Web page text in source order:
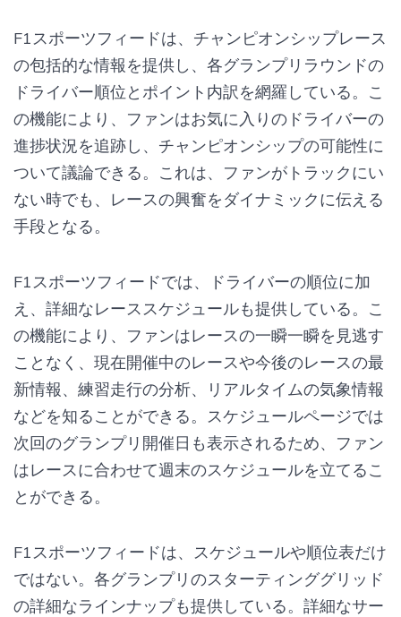
F1スポーツフィードは、チャンピオンシップレース
の包括的な情報を提供し、各グランプリラウンドの
ドライバー順位とポイント内訳を網羅している。こ
の機能により、ファンはお気に入りのドライバーの
進捗状況を追跡し、チャンピオンシップの可能性に
ついて議論できる。これは、ファンがトラックにい
ない時でも、レースの興奮をダイナミックに伝える
手段となる。
F1スポーツフィードでは、ドライバーの順位に加
え、詳細なレーススケジュールも提供している。こ
の機能により、ファンはレースの一瞬一瞬を見逃す
ことなく、現在開催中のレースや今後のレースの最
新情報、練習走行の分析、リアルタイムの気象情報
などを知ることができる。スケジュールページでは
次回のグランプリ開催日も表示されるため、ファン
はレースに合わせて週末のスケジュールを立てるこ
とができる。
F1スポーツフィードは、スケジュールや順位表だけ
ではない。各グランプリのスターティンググリッド
の詳細なラインナップも提供している。詳細なサー